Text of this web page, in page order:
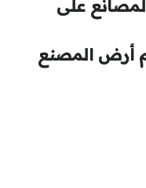
على
أرض المصنع